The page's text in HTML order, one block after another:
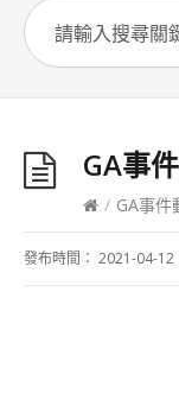
GA事
/ GA事件
發布時間： 2021-04-12